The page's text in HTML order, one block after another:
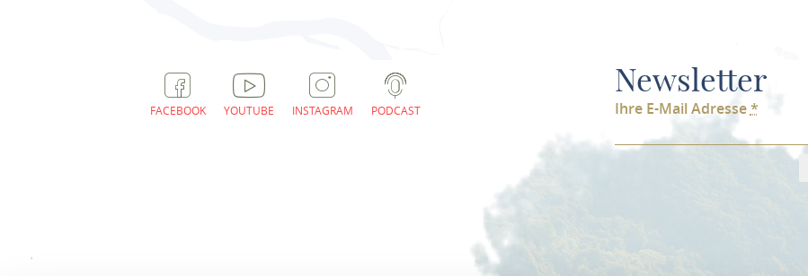
FACEBOOK YOUTUBE INSTAGRAM PODCAST
Newsletter
Ihre E-Mail Adresse*